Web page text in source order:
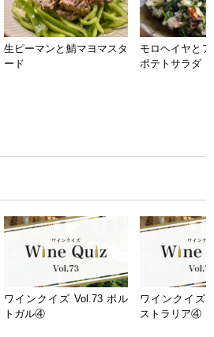
生ピーマンと鯖マヨマスタ
ード
モロヘイヤと
ポテトサラダ
ワインクイズ Vol.73 ポル
トガル④
ワインクイズ
ストラリア④